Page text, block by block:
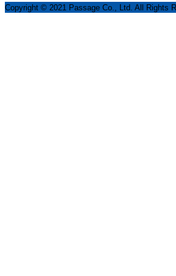
Copyright © 2021 Passage Co., Ltd. All Rights